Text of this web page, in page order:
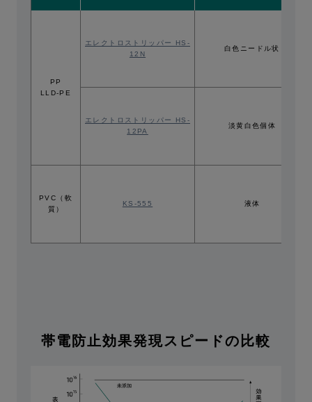
PP
LLD-PE
エレクトロストリッパー HS-
12N
白色ニードル状
エレクトロストリッパー HS-
12PA
淡黄白色個体
PVC（軟
質）
KS-555 液体
帯電防止効果発現スピードの比較